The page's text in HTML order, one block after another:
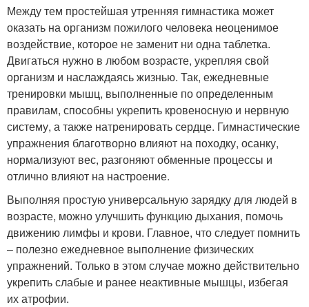
Между тем простейшая утренняя гимнастика может
оказать на организм пожилого человека неоценимое
воздействие, которое не заменит ни одна таблетка.
Двигаться нужно в любом возрасте, укрепляя свой
организм и наслаждаясь жизнью. Так, ежедневные
тренировки мышц, выполненные по определенным
правилам, способны укрепить кровеносную и нервную
систему, а также натренировать сердце. Гимнастические
упражнения благотворно влияют на походку, осанку,
нормализуют вес, разгоняют обменные процессы и
отлично влияют на настроение.
Выполняя простую универсальную зарядку для людей в
возрасте, можно улучшить функцию дыхания, помочь
движению лимфы и крови. Главное, что следует помнить
– полезно ежедневное выполнение физических
упражнений. Только в этом случае можно действительно
укрепить слабые и ранее неактивные мышцы, избегая
их атрофии.